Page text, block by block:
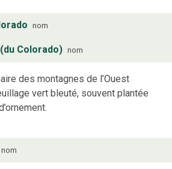
nom
Colorado) nom
des montagnes de l’Ouest
vert bleuté, souvent plantée
nom